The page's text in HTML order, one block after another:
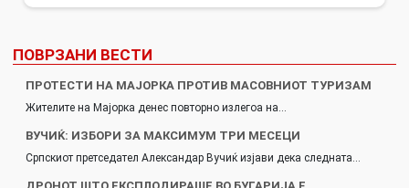
ПОВРЗАНИ ВЕСТИ
ПРОТЕСТИ НА МАЈОРКА ПРОТИВ МАСОВНИОТ ТУРИЗАМ
Жителите на Мајорка денес повторно излегоа на…
ВУЧИЌ: ИЗБОРИ ЗА МАКСИМУМ ТРИ МЕСЕЦИ
Српскиот претседател Александар Вучиќ изјави дека следната…